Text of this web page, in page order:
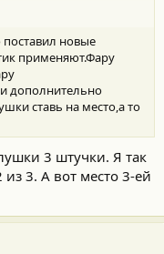
поставил новые
применяют.Фару
дополнительно
ставь на место,а то
3 штучки. Я так
3. А вот место 3-ей